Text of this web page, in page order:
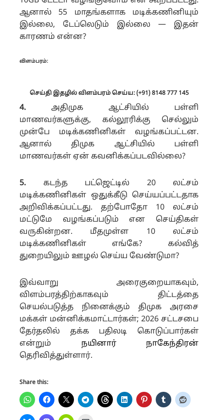
ஆனால் 55 மாதங்களாக மடிக்கணினியும்
இல்லை, டேப்லெடும் இல்லை — இதன்
காரணம் என்ன?
விளம்பரம்:
செய்தி இதழில் விளம்பரம் செய்ய: (+91) 8148 777 145
4. அதிமுக ஆட்சியில் பள்ளி
மாணவர்களுக்கு, கல்லூரிக்கு செல்லும்
முன்பே மடிக்கணினிகள் வழங்கப்பட்டன.
ஆனால் திமுக ஆட்சியில் பள்ளி
மாணவர்கள் ஏன் கவனிக்கப்படவில்லை?
5. கடந்த பட்ஜெட்டில் 20 லட்சம்
மடிக்கணினிகள் ஒதுக்கீடு செய்யப்பட்டதாக
அறிவிக்கப்பட்டது. தற்போதோ 10 லட்சம்
மட்டுமே வழங்கப்படும் என செய்திகள்
வருகின்றன. மீதமுள்ள 10 லட்சம்
மடிக்கணினிகள் எங்கே? கல்வித்
துறையிலும் ஊழல் செய்ய வேண்டுமா?
இவ்வாறு அரைகுறையாகவும்,
விளம்பரத்திற்காகவும் திட்டத்தை
செயல்படுத்த நினைக்கும் திமுக அரசை
மக்கள் மன்னிக்கமாட்டார்கள்; 2026 சட்டசபை
தேர்தலில் தக்க பதிலடி கொடுப்பார்கள்
என்றும் நயினார் நாகேந்திரன்
தெரிவித்துள்ளார்.
Share this: